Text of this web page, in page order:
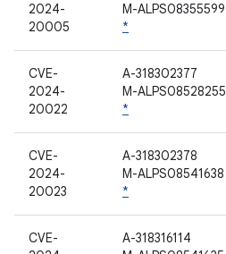
2024-
20005
M-ALPS08355599
*
CVE-
2024-
20022
A-318302377
M-ALPS08528255
*
CVE-
2024-
20023
A-318302378
M-ALPS08541638
*
CVE-
A-318316114